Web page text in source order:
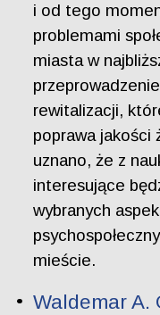
i od tego
problemami
miasta w
rewitalizacji,
poprawa jakości
uznano, że z
interesujące
wybranych
mieście.
Waldemar A.